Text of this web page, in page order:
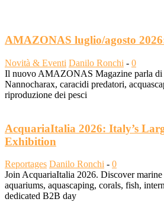
AMAZONAS luglio/agosto
Novità & Eventi Danilo Ronchi - 0
Il nuovo AMAZONAS Magazine parla di
Nannocharax, caracidi predatori,
riproduzione dei pesci
AcquariaItalia 2026: Italy’s
Exhibition
Reportages Danilo Ronchi - 0
Join AcquariaItalia 2026. Discover
aquariums, aquascaping, corals, fish,
dedicated B2B day